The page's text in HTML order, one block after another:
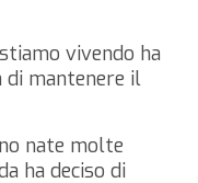
vivendo ha
di mantenere il
nate molte
ha deciso di